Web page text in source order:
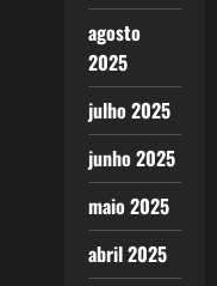
agosto
2025
julho 2025
junho 2025
maio 2025
abril 2025